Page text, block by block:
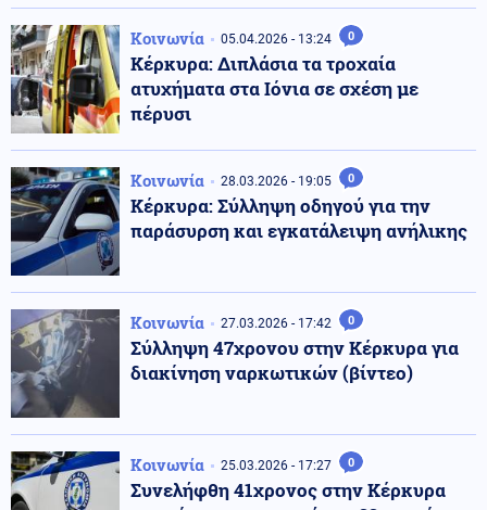
Κοινωνία 05.04.2026 - 13:24 0
Κέρκυρα: Διπλάσια τα τροχαία
ατυχήματα στα Ιόνια σε σχέση με
πέρυσι
Κοινωνία 28.03.2026 - 19:05 0
Κέρκυρα: Σύλληψη οδηγού για την
παράσυρση και εγκατάλειψη ανήλικης
Κοινωνία 27.03.2026 - 17:42 0
Σύλληψη 47χρονου στην Κέρκυρα για
διακίνηση ναρκωτικών (βίντεο)
Κοινωνία 25.03.2026 - 17:27 0
Συνελήφθη 41χρονος στην Κέρκυρα